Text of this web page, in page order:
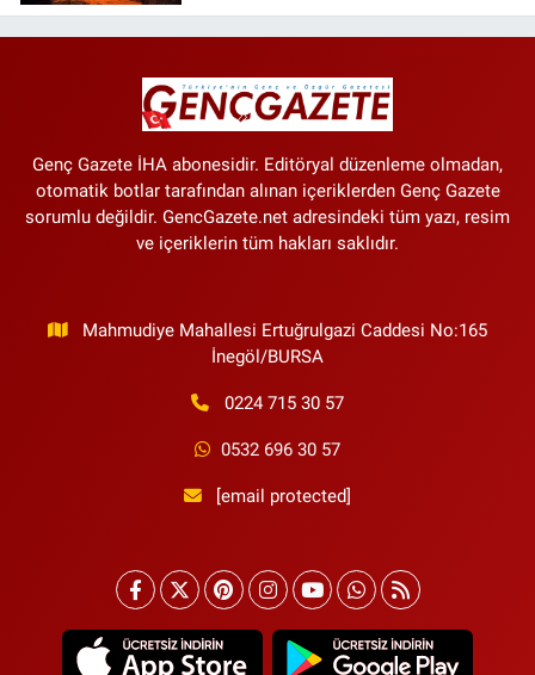
Günü? 09 Ağustos Ne Burcu?
Genç Gazete İHA abonesidir. Editöryal düzenleme olmadan,
otomatik botlar tarafından alınan içeriklerden Genç Gazete
sorumlu değildir. GencGazete.net adresindeki tüm yazı, resim
ve içeriklerin tüm hakları saklıdır.
Mahmudiye Mahallesi Ertuğrulgazi Caddesi No:165
İnegöl/BURSA
0224 715 30 57
0532 696 30 57
[email protected]